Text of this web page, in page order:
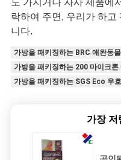
도 가지거나 자사 제품에
락하여 주면, 우리가 하고
니다.
가방을 패키징하는 BRC 애완동
가방을 패키징하는 200 마이크론
가방을 패키징하는 SGS Eco 우
가장 저